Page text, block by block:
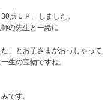
点ＵＰ」しました。
の先生と一緒に
」とお子さまがおっしゃって
生の宝物ですね。
です。